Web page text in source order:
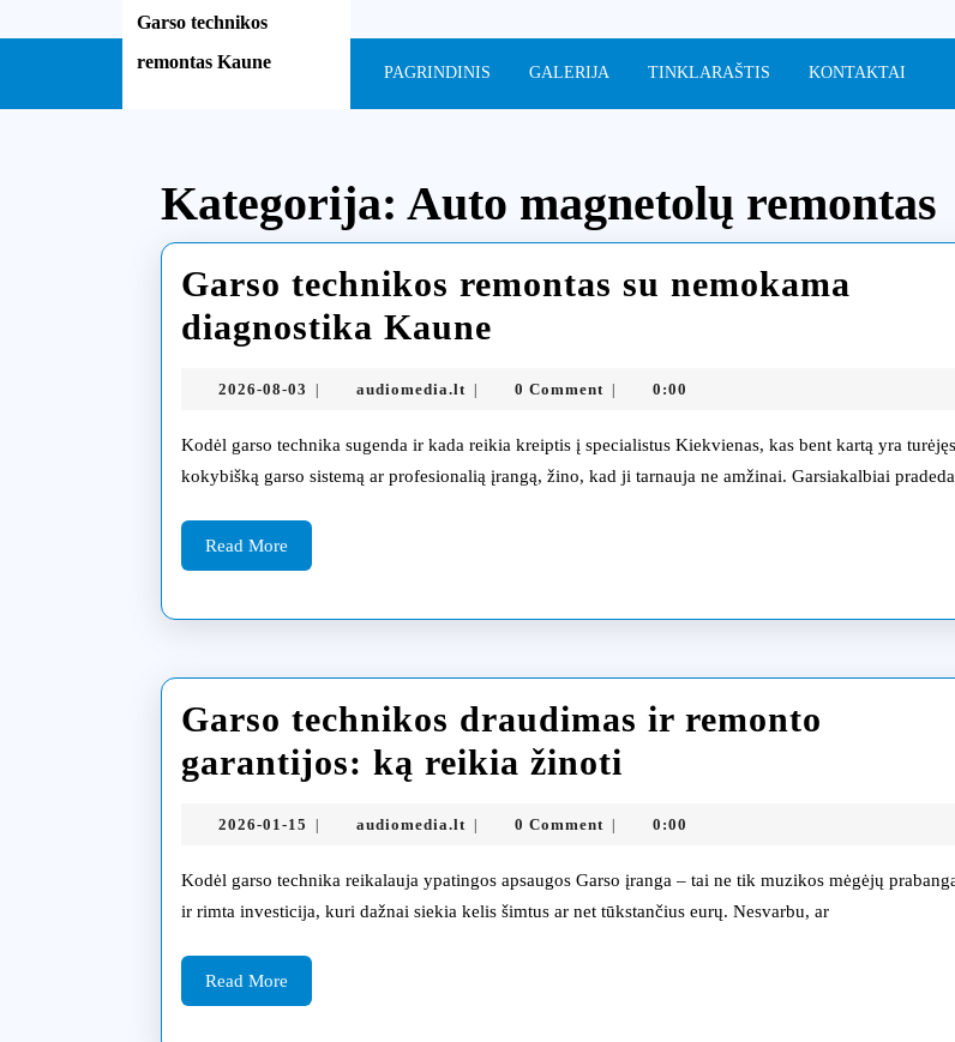
to
Garso technikos
remontas Kaune
PAGRINDINIS GALERIJA TINKLARAŠTIS KONTAKTAI
Kategorija: Auto magnetolų remontas
Garso technikos remontas su nemokama
diagnostika Kaune
remontas
su
nemokama
2026-08-03 2026-
audiomedia.lt audiomedia.lt
0 Comment 0:00
Kodėl garso technika sugenda ir kada reikia kreiptis į specialistus Kiekvienas, kas bent kartą yra turėjęs
kokybišką garso sistemą ar profesionalią įrangą, žino, kad ji tarnauja ne amžinai. Garsiakalbiai pradeda
Read More
More
Garso technikos draudimas ir remonto
garantijos: ką reikia žinoti
ir
remonto
2026-01-15 2026-
audiomedia.lt audiomedia.lt
0 Comment 0:00
Kodėl garso technika reikalauja ypatingos apsaugos Garso įranga – tai ne tik muzikos mėgėjų prabanga, bet
ir rimta investicija, kuri dažnai siekia kelis šimtus ar net tūkstančius eurų. Nesvarbu, ar
Read More
More